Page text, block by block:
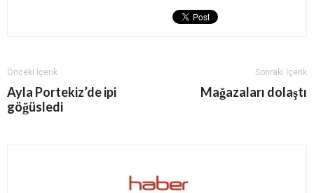
Önceki İçerik
Ayla Portekiz’de ipi
göğüsledi
Sonraki İçerik
Mağazaları dolaştı